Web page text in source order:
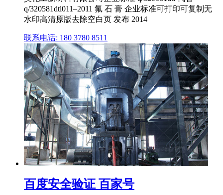
q/320581dtl011–2011 氟 石 膏 企业标准ㅤ可打印ㅤ可复制ㅤ无
水印ㅤ高清原版ㅤ去除空白页 发布 2014
联系电话: 180 3780 8511
百度安全验证 百家号